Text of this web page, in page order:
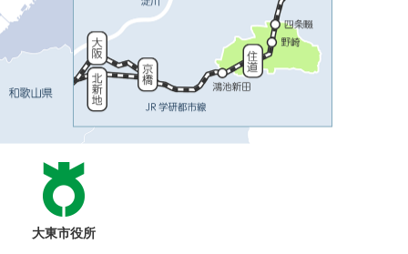
大東市役所